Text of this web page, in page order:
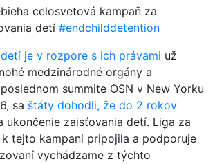
celosvetová kampaň za
detí #endchilddetention
je v rozpore s ich právami už
medzinárodné orgány a
summite OSN v New Yorku
sa štáty dohodli, že do 2 rokov
ukončenie zaisťovania detí. Liga za
tejto kampani pripojila a podporuje
vychádzame z týchto